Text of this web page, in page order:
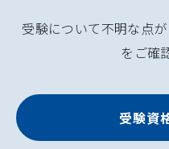
受験について不明な点
をご確
受験資